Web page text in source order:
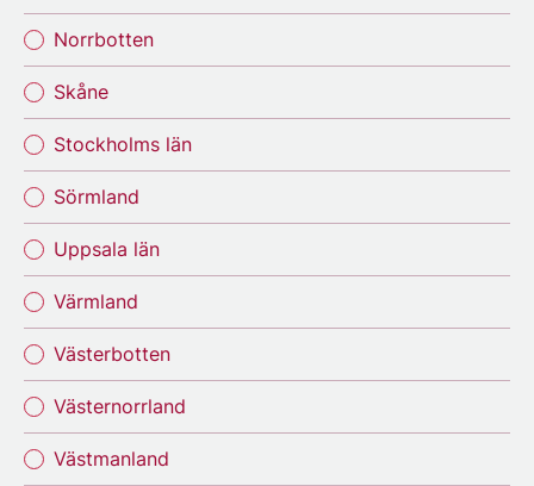
Norrbotten
Skåne
Stockholms län
Sörmland
Uppsala län
Värmland
Västerbotten
Västernorrland
Västmanland